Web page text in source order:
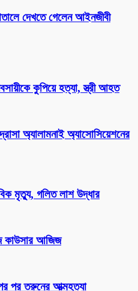
দেখতে গেলেন আইনজীবী
কুপিয়ে হত্যা, স্ত্রী আহত
অ্যালামনাই অ্যাসোসিয়েশনের
মৃত্যু, গলিত লাশ উদ্ধার
কাউসার আজিজ
পর তরুনের আত্মহত্যা